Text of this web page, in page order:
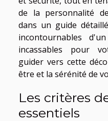
de la personnalité
dans un guide
incontournables
incassables pour
guider vers cette
être et la sérénité de
Les critères
essentiels